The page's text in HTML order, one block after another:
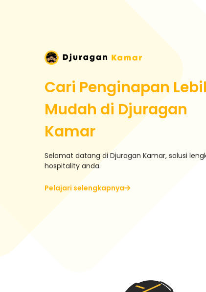
Cari Penginapan
Mudah di Djuragan
Kamar
Selamat datang di Djuragan Kamar, solusi
hospitality anda.
Pelajari selengkapnya